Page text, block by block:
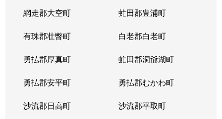
網走郡大空町 虻田郡豊浦町
有珠郡壮瞥町 白老郡白老町
勇払郡厚真町 虻田郡洞爺湖町
勇払郡安平町 勇払郡むかわ町
沙流郡日高町 沙流郡平取町